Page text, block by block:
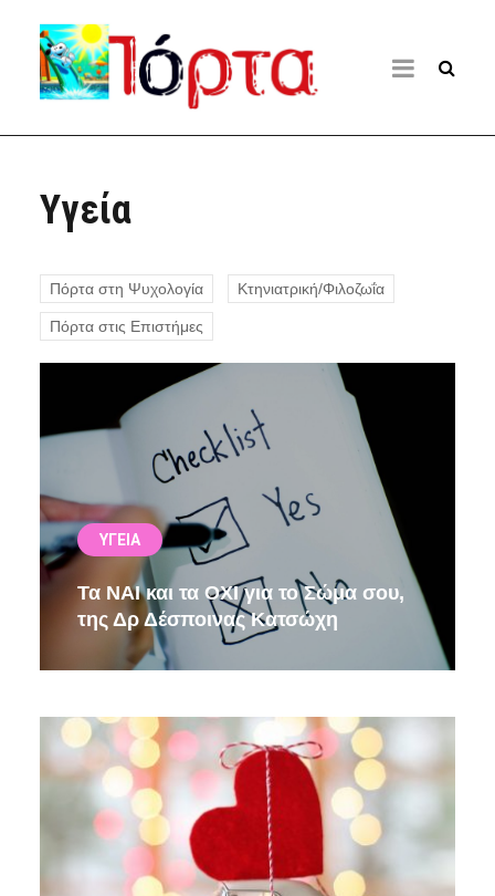
Υγεία
Πόρτα στη Ψυχολογία Κτηνιατρική/Φιλοζωΐα
Πόρτα στις Επιστήμες
ΥΓΕΊΑ
Τα ΝΑΙ και τα ΟΧΙ για το Σώμα σου,
της Δρ Δέσποινας Κατσώχη